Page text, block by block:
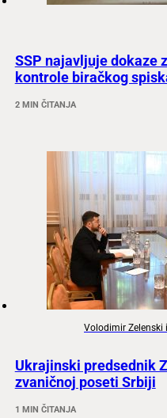
SSP najavljuje dokaze
kontrole biračkog
2 MIN ČITANJA
Volodimir Zelenski
Ukrajinski predsednik
zvaničnoj poseti Srbiji
1 MIN ČITANJA